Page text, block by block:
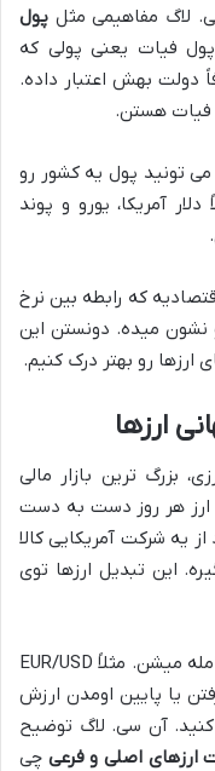
لاگ مفاهیمی مثل پول
فیات یعنی پولی که
دولت بهش اعتبار داده.
فیات هستن.
تونید پول یه کشور رو
آمریکا، یورو و پوند
که رابطه بین نرخ
نشون میده. دونستن این
ارزها رو بهتر درک کنیم.
بزرگ ترین بازار مالی
ارز هر روز دست به دست
یه شرکت آمریکایی کالا
این تبدیل ارزها توی
معامله میشن. مثلاً EUR/USD
یا پایین اومدن ارزش
کنید. آن سی. لاگ توضیح
ارزهای اصلی و فرعی چی